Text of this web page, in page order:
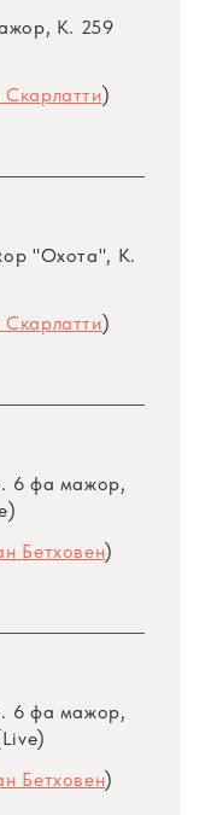
K. 259
)
"Охота", K.
)
6 фа мажор,
Бетховен)
6 фа мажор,
Бетховен)